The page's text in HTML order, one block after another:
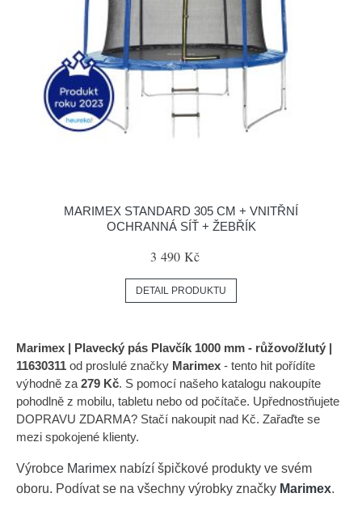
MARIMEX STANDARD 305 CM + VNITŘNÍ
OCHRANNÁ SÍŤ + ŽEBŘÍK
3 490 Kč
DETAIL PRODUKTU
Marimex | Plavecký pás Plavčík 1000 mm - růžovo/žlutý |
11630311 od proslulé značky Marimex - tento hit pořídíte
výhodně za 279 Kč. S pomocí našeho katalogu nakoupíte
pohodlně z mobilu, tabletu nebo od počítače. Upřednostňujete
DOPRAVU ZDARMA? Stačí nakoupit nad Kč. Zařaďte se
mezi spokojené klienty.
Výrobce Marimex nabízí špičkové produkty ve svém
oboru. Podívat se na všechny výrobky značky Marimex.